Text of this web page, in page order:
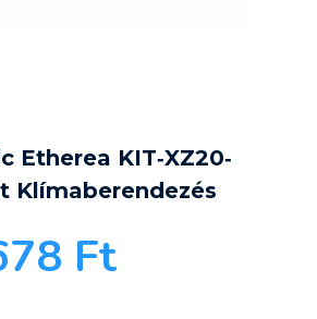
Etherea KIT‐XZ20‐
Klímaberendezés
Ft